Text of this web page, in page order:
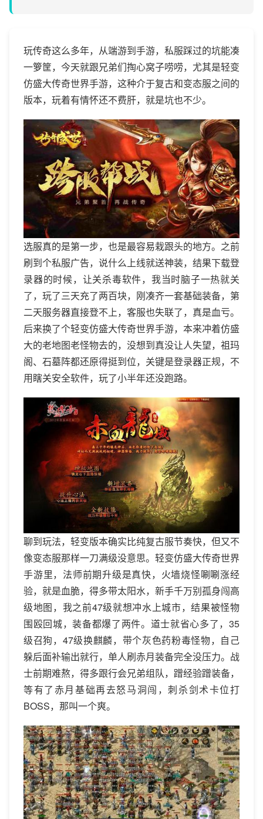
玩传奇这么多年，从端游到手游，私服踩过的坑能凑
一箩筐，今天就跟兄弟们掏心窝子唠唠，尤其是轻变
仿盛大传奇世界手游，这种介于复古和变态服之间的
版本，玩着有情怀还不费肝，就是坑也不少。
选服真的是第一步，也是最容易栽跟头的地方。之前
刷到个私服广告，说什么上线就送神装，结果下载登
录器的时候，让关杀毒软件，我当时脑子一热就关
了，玩了三天充了两百块，刚凑齐一套基础装备，第
二天服务器直接登不上，客服也失联了，真是血亏。
后来换了个轻变仿盛大传奇世界手游，本来冲着仿盛
大的老地图老怪物去的，没想到真没让人失望，祖玛
阁、石墓阵都还原得挺到位，关键是登录器正规，不
用瞎关安全软件，玩了小半年还没跑路。
聊到玩法，轻变版本确实比纯复古服节奏快，但又不
像变态服那样一刀满级没意思。轻变仿盛大传奇世界
手游里，法师前期升级是真快，火墙烧怪唰唰涨经
验，就是血脆，得多带太阳水，新手千万别孤身闯高
级地图，我之前47级就想冲水上城市，结果被怪物
围殴回城，装备都爆了两件。道士就省心多了，35
级召狗，47级换麒麟，带个灰色药粉毒怪物，自己
躲后面补输出就行，单人刷赤月装备完全没压力。战
士前期难熬，得多跟行会兄弟组队，蹭经验蹭装备，
等有了赤月基础再去怒马洞闯，刺杀剑术卡位打
BOSS，那叫一个爽。